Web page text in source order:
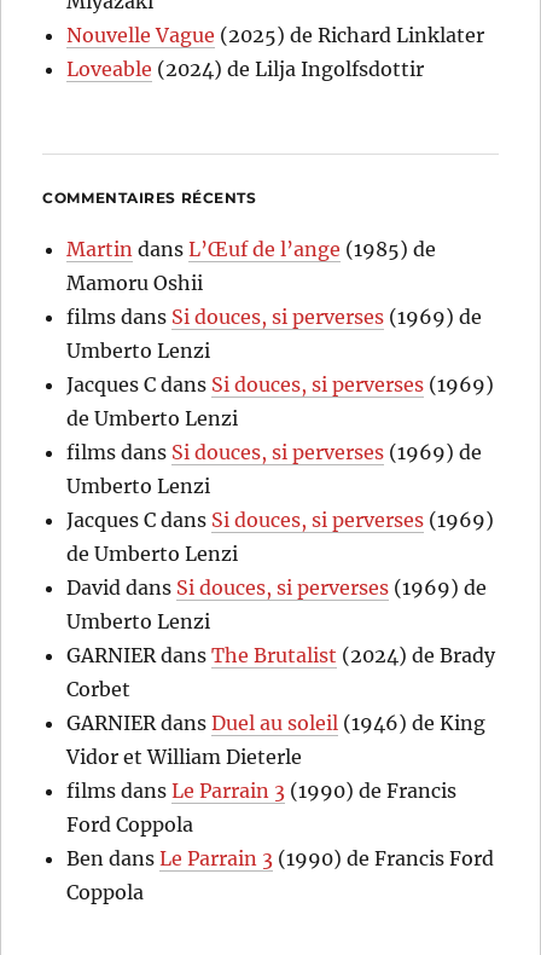
Nouvelle Vague (2025) de Richard Linklater
Loveable (2024) de Lilja Ingolfsdottir
COMMENTAIRES RÉCENTS
Martin dansL’Œuf de l’ange (1985) de
Mamoru Oshii
films dans Si douces, si perverses (1969) de
Umberto Lenzi
Jacques C dans Si douces, si perverses (1969)
de Umberto Lenzi
films dans Si douces, si perverses (1969) de
Umberto Lenzi
Jacques C dans Si douces, si perverses (1969)
de Umberto Lenzi
David dans Si douces, si perverses (1969) de
Umberto Lenzi
GARNIER dansThe Brutalist (2024) de Brady
Corbet
GARNIER dansDuel au soleil (1946) de King
Vidor et William Dieterle
films dansLe Parrain 3 (1990) de Francis
Ford Coppola
Ben dansLe Parrain 3 (1990) de Francis Ford
Coppola